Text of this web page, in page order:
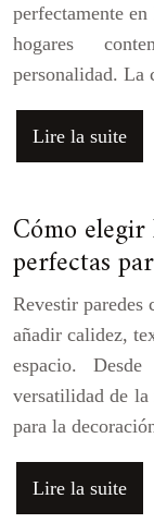
perfectamente
hogares
personalidad. La
Lire la suite
Cómo
perfectas
Revestir paredes
añadir calidez,
espacio.
versatilidad de
para la
Lire la suite